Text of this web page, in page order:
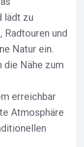
lädt zu
Radtouren und
Natur ein.
Nähe zum
erreichbar
Atmosphäre